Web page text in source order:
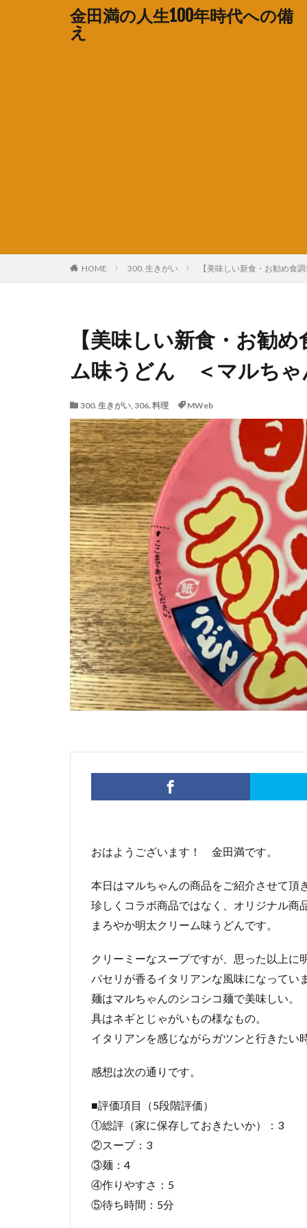
金田満の人生100年時代への備
え
HOME 300. 生きがい 【美味しい新食・お勧め食
【美味しい新食・お勧
ム味うどん ＜マルちゃ
300. 生きがい, 306. 料理 MWeb
おはようございます！ 金田満です。
本日はマルちゃんの商品をご紹介させて頂
珍しくコラボ商品ではなく、オリジナル商
まろやか明太クリーム味うどんです。
クリーミーなスープですが、思った以上に
パセリが香るイタリアンな風味になってい
麺はマルちゃんのシコシコ麺で美味しい。
具はネギとじゃがいもの様なもの。
イタリアンを感じながらガツンと行きたい
感想は次の通りです。
■評価項目（5段階評価）
①総評（家に保存しておきたいか）：3
②スープ：3
③麺：4
④作りやすさ：5
⑤待ち時間：5分